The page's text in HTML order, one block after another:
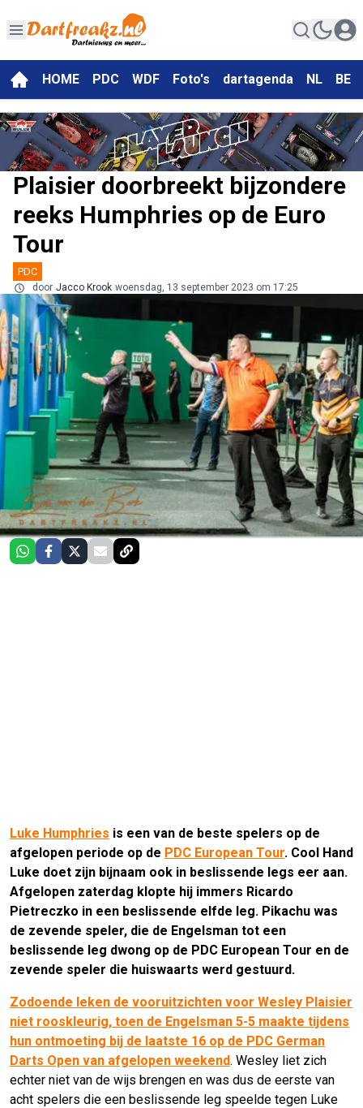
HOME PDC WDF Foto's dartagenda NL BE
Plaisier doorbreekt bijzondere
reeks Humphries op de Euro
Tour
PDC
door Jacco Krook woensdag, 13 september 2023 om 17:25
Luke Humphries is een van de beste spelers op de
afgelopen periode op de PDC European Tour. Cool Hand
Luke doet zijn bijnaam ook in beslissende legs eer aan.
Afgelopen zaterdag klopte hij immers Ricardo
Pietreczko in een beslissende elfde leg. Pikachu was
de zevende speler, die de Engelsman tot een
beslissende leg dwong op de PDC European Tour en de
zevende speler die huiswaarts werd gestuurd.
Zodoende leken de vooruitzichten voor Wesley Plaisier
niet rooskleurig, toen de Engelsman 5-5 maakte tijdens
hun ontmoeting bij de laatste 16 op de PDC German
Darts Open van afgelopen weekend. Wesley liet zich
echter niet van de wijs brengen en was dus de eerste van
acht spelers die een beslissende leg speelde tegen Luke